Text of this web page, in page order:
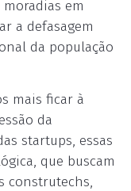
em
a defasagem
da população
mais ficar à
da
startups, essas
que buscam
construtechs,